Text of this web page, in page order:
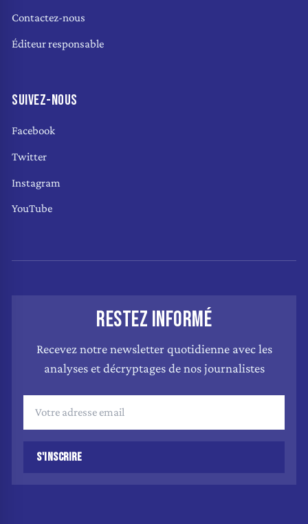
Contactez-nous
Éditeur responsable
SUIVEZ-NOUS
Facebook
Twitter
Instagram
YouTube
RESTEZ INFORMÉ
Recevez notre newsletter quotidienne avec les
analyses et décryptages de nos journalistes
S'INSCRIRE